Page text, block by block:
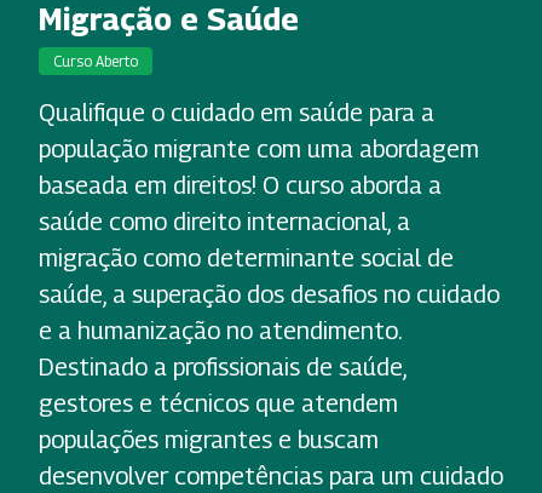
Migração e Saúde
Curso Aberto
Qualifique o cuidado em saúde para a
população migrante com uma abordagem
baseada em direitos! O curso aborda a
saúde como direito internacional, a
migração como determinante social de
saúde, a superação dos desafios no cuidado
e a humanização no atendimento.
Destinado a profissionais de saúde,
gestores e técnicos que atendem
populações migrantes e buscam
desenvolver competências para um cuidado